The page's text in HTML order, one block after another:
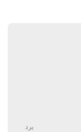
يرد